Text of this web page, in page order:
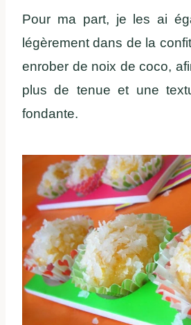
Pour ma part, je les ai
légèrement dans de la
enrober de noix de coco,
plus de tenue et une
fondante.